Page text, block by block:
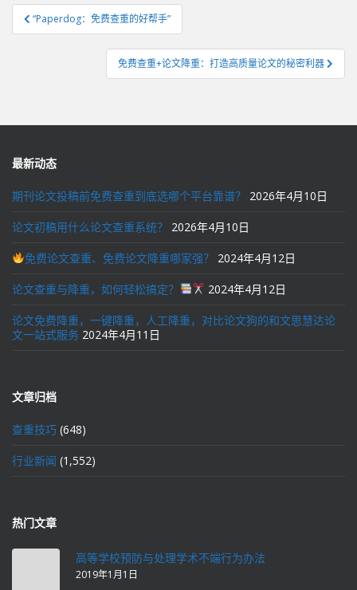
文
章
“Paperdog：免费查重的好帮手”
免费查重+论文降重：打造高质量论文的秘密利器
最新动态
期刊论文投稿前免费查重到底选哪个平台靠谱？ 2026年4月10日
论文初稿用什么论文查重系统？ 2026年4月10日
免费论文查重、免费论文降重哪家强？ 2024年4月12日
论文查重与降重，如何轻松搞定？ 2024年4月12日
论文免费降重，一键降重，人工降重，对比论文狗的和文思慧达论
文一站式服务 2024年4月11日
文章归档
查重技巧 (648)
行业新闻 (1,552)
热门文章
高等学校预防与处理学术不端行为办法
2019年1月1日